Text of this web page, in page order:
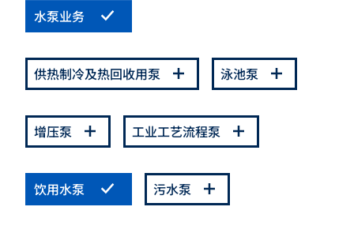
水泵业务
供热制冷及热回收用泵 泳池泵
增压泵 工业工艺流程泵
饮用水泵 污水泵